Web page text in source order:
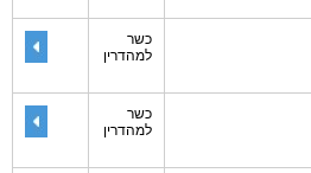
כשר
למהדרין
כשר
למהדרין